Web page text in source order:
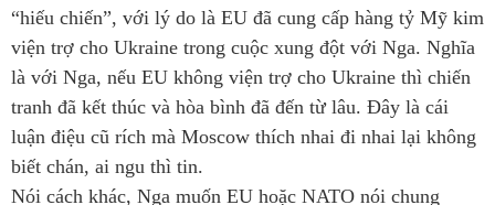
“hiếu chiến”, với lý do là EU đã cung cấp hàng tỷ Mỹ kim
viện trợ cho Ukraine trong cuộc xung đột với Nga. Nghĩa
là với Nga, nếu EU không viện trợ cho Ukraine thì chiến
tranh đã kết thúc và hòa bình đã đến từ lâu. Đây là cái
luận điệu cũ rích mà Moscow thích nhai đi nhai lại không
biết chán, ai ngu thì tin.
Nói cách khác, Nga muốn EU hoặc NATO nói chung